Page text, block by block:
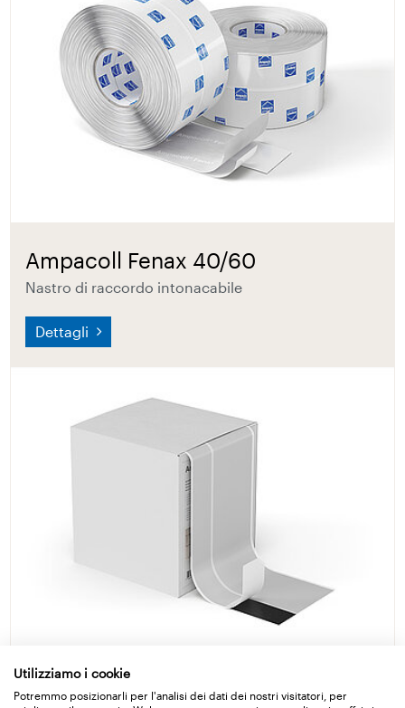
Ampacoll Fenax 40/60
Nastro di raccordo intonacabile
Dettagli
Ampacoll Sillskin black
Utilizziamo i cookie
Potremmo posizionarli per l'analisi dei dati dei nostri visitatori, per